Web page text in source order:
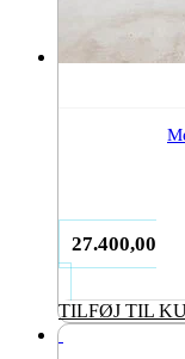
27.400,00
TILFØJ TIL